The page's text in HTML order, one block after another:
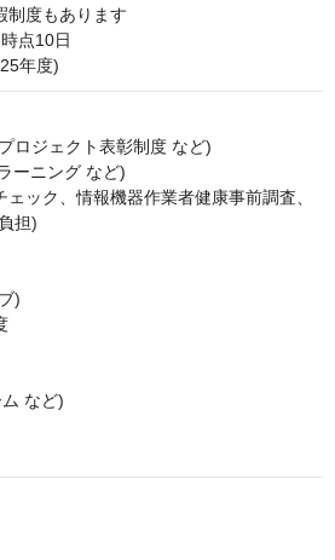
制度もあります
点10日
年度)
ロジェクト表彰制度 など)
ーニング など)
ック、情報機器作業者健康事前調査、
担)
)
など)